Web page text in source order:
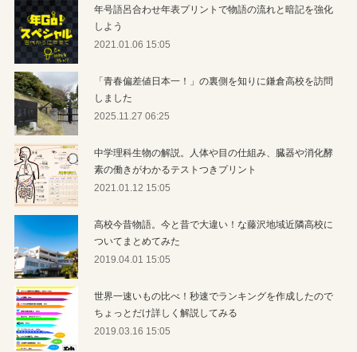
年号語呂合わせ年表プリントで物語の流れと暗記を強化
しよう
2021.01.06 15:05
「青春偏差値日本一！」の裏側を知りに鎌倉高校を訪問
しました
2025.11.27 06:25
中学理科生物の解説。人体や目の仕組み、臓器や消化酵
素の働きがわかるテストつきプリント
2021.01.12 15:05
高校今昔物語。今と昔で大違い！な藤沢地域近隣高校に
ついてまとめてみた
2019.04.01 15:05
世界一速いもの比べ！秒速でランキングを作成したので
ちょっとだけ詳しく解説してみる
2019.03.16 15:05